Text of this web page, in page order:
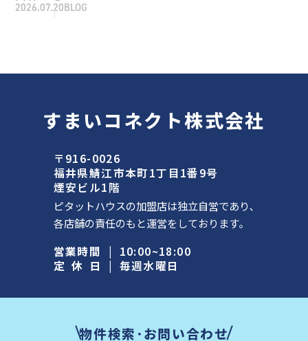
2026.07.20BLOG
すまいコネクト株式会社
〒916-0026
福井県鯖江市本町1丁目1番9号
煙安ビル1階
ピタットハウスの加盟店は独立自営であり､
各店舗の責任のもと運営をしております｡
営業時間 |
10:00~18:00
定休日
| 毎週水曜日
物件検索･お問い合わせ